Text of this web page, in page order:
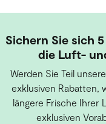
Sichern Sie sich
die Luft-
Werden Sie Teil
exklusiven Rabatten,
längere Frische Ihrer
exklusiven